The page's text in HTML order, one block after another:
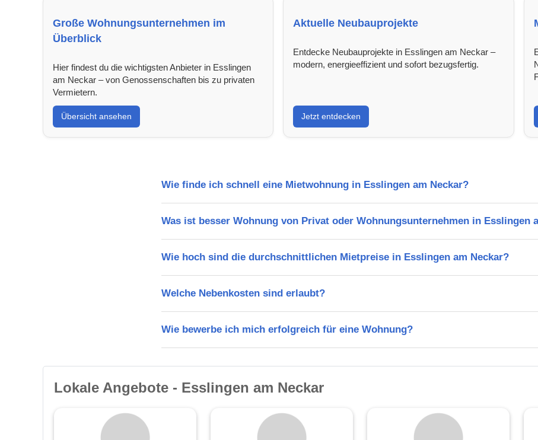
Große Wohnungsunternehmen im
Überblick
Hier findest du die wichtigsten Anbieter in Esslingen
am Neckar – von Genossenschaften bis zu privaten
Vermietern.
Übersicht ansehen
Aktuelle Neubauprojekte
Entdecke Neubauprojekte in Esslingen am Neckar –
modern, energieeffizient und sofort bezugsfertig.
Jetzt entdecken
Wie finde ich schnell eine Mietwohnung in Esslingen am Neckar?
Was ist besser Wohnung von Privat oder Wohnungsunternehmen in Esslingen
Wie hoch sind die durchschnittlichen Mietpreise in Esslingen am Neckar?
Welche Nebenkosten sind erlaubt?
Wie bewerbe ich mich erfolgreich für eine Wohnung?
Lokale Angebote - Esslingen am Neckar